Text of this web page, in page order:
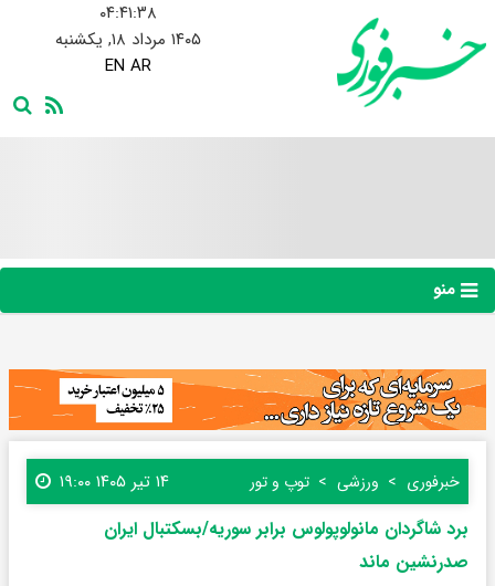
۰۴:۴۱:۳۹
۱۴۰۵ مرداد ۱۸, یکشنبه
EN AR
منو
خبرفوری ورزشی توپ و تور ۱۴ تیر ۱۴۰۵ ۱۹:۰۰
برد شاگردان مانولوپولوس برابر سوریه/بسکتبال ایران
صدرنشین ماند